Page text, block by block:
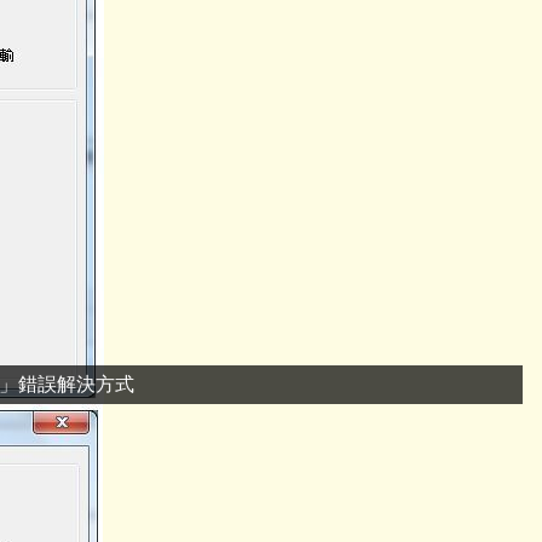
錯誤解決方式